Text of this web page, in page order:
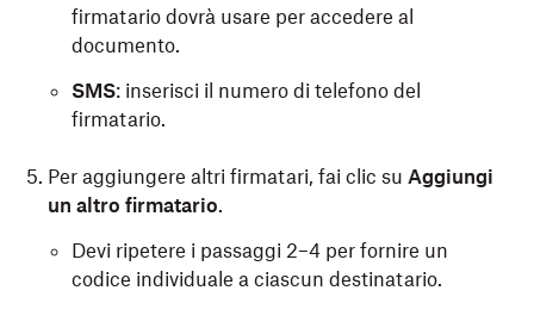
firmatario dovrà usare per accedere al
documento.
SMS: inserisci il numero di telefono del
firmatario.
Per aggiungere altri firmatari, fai clic su Aggiungi
un altro firmatario.
Devi ripetere i passaggi 2–4 per fornire un
codice individuale a ciascun destinatario.